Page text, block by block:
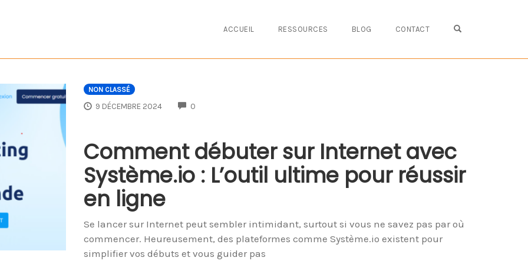
ACCUEIL RESSOURCES BLOG CONTACT
NON CLASSÉ
9 DÉCEMBRE 2024 0
Comment débuter sur Internet avec
Système.io : L’outil ultime pour réussir
en ligne
Se lancer sur Internet peut sembler intimidant, surtout si vous ne savez pas par où
commencer. Heureusement, des plateformes comme Système.io existent pour
simplifier vos débuts et vous guider pas